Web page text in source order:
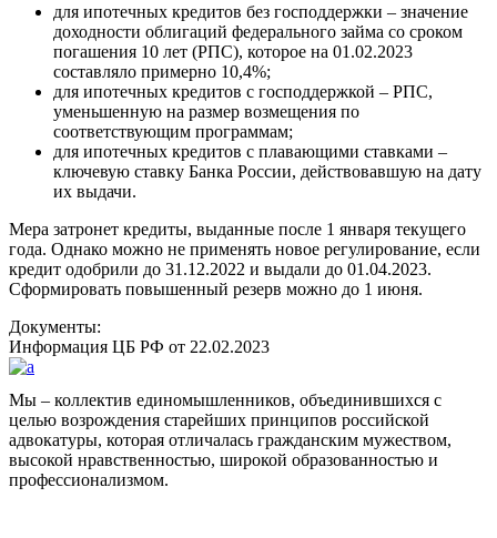
для ипотечных кредитов без господдержки – значение
доходности облигаций федерального займа со сроком
погашения 10 лет (РПС), которое на 01.02.2023
составляло примерно 10,4%;
для ипотечных кредитов с господдержкой – РПС,
уменьшенную на размер возмещения по
соответствующим программам;
для ипотечных кредитов с плавающими ставками –
ключевую ставку Банка России, действовавшую на дату
их выдачи.
Мера затронет кредиты, выданные после 1 января текущего
года. Однако можно не применять новое регулирование, если
кредит одобрили до 31.12.2022 и выдали до 01.04.2023.
Сформировать повышенный резерв можно до 1 июня.
Документы:
Информация ЦБ РФ от 22.02.2023
Мы – коллектив единомышленников, объединившихся с
целью возрождения старейших принципов российской
адвокатуры, которая отличалась гражданским мужеством,
высокой нравственностью, широкой образованностью и
профессионализмом.